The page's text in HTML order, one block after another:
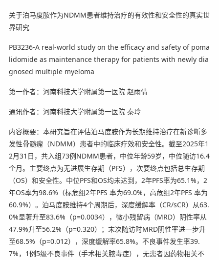
关于泊马度胺作为NDMM患者维持治疗的有效性和安全性的真实世
界研究
PB3236-A real-world study on the efficacy and safety of poma
lidomide as maintenance therapy for patients with newly dia
gnosed multiple myeloma
第一作者：河南科技大学附属第一医院 赵雨情
通讯作者：河南科技大学附属第一医院 秦玲
内容概要：本研究旨在评估泊马度胺作为长期维持治疗在新诊断多
发性骨髓瘤（NDMM）患者中的临床疗效和安全性。截至2025年1
2月31日，共入组73例NDMM患者，中位年龄59岁，中位随访16.4
个月。主要终点为无进展生存期（PFS），次要终点包括总生存期
（OS）和安全性。中位PFS和OS均未达到，2年PFS率为65.1%，2
年OS率为98.6%（标危组2年PFS 率为69.0%，高危组2年PFS 率为
60.9%）。泊马度胺维持4个周期后，深度缓解率（CR/sCR）从63.
0%显著升至83.6%（p=0.0034），微小残留病（MRD）阴性率从
47.9%升至56.2%（p=0.320）；末次随访时MRD阴性率进一步升
至68.5%（p=0.012），深度缓解率65.8%。不良事件发生率39.
7%，1例5级不良事件（手术相关脓毒症），无患者因药物相关不